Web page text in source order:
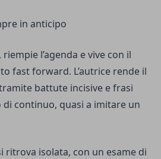
in anticipo
l’agenda e vive con il
fast forward. L’autrice rende il
battute incisive e frasi
di continuo, quasi a imitare un
ritrova isolata, con un esame di